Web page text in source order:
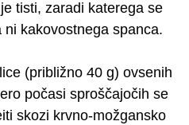
tisti, zaradi katerega se
kakovostnega spanca.
(približno 40 g) ovsenih
počasi sproščajočih se
skozi krvno-možgansko